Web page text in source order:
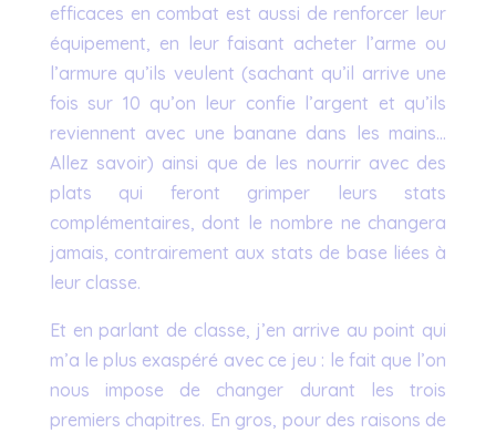
efficaces en combat est aussi de renforcer leur
équipement, en leur faisant acheter l’arme ou
l’armure qu’ils veulent (sachant qu’il arrive une
fois sur 10 qu’on leur confie l’argent et qu’ils
reviennent avec une banane dans les mains…
Allez savoir) ainsi que de les nourrir avec des
plats qui feront grimper leurs stats
complémentaires, dont le nombre ne changera
jamais, contrairement aux stats de base liées à
leur classe.
Et en parlant de classe, j’en arrive au point qui
m’a le plus exaspéré avec ce jeu : le fait que l’on
nous impose de changer durant les trois
premiers chapitres. En gros, pour des raisons de